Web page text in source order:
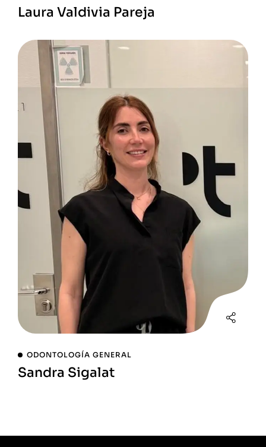
Laura Valdivia Pareja
ODONTOLOGÍA GENERAL
Sandra Sigalat